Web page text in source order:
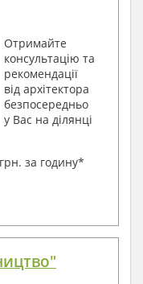
Отримайте
консультацію та
рекомендації
від архітектора
безпосередньо
у Вас на ділянці
грн. за годину*